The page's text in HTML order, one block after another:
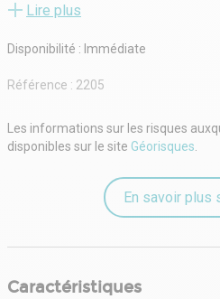
Accessibilité Code du Travail, ERP5
Accessibilité : périphérique à moins
l'immeuble.
Lire plus
Disponibilité : Immédiate
Référence : 2205
Les informations sur les risques
disponibles sur le site Géorisques.
En savoir plus
Caractéristiques